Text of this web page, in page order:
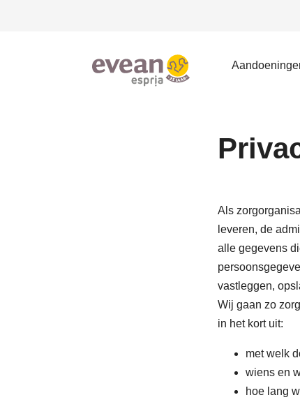
Als
leveren, de
alle gegevens
vastleggen,
Wij gaan zo
in het kort uit:
met welk
wiens en
hoe lang